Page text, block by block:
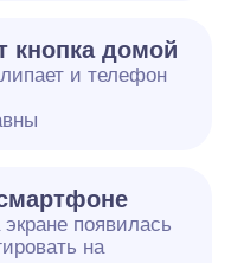
кнопка домой
и телефон
появилась
на